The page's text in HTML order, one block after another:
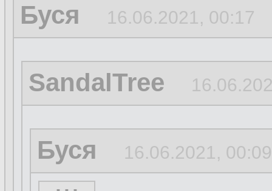
Буся 16.06.2021, 00:17
SandalTree
Буся 16.06.2021, 00:09
...